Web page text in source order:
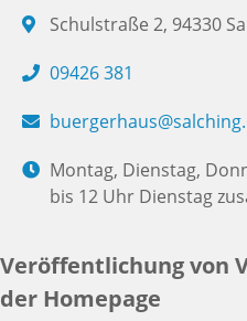
Schulstraße 2, 94330
09426 381
Montag, Dienstag,
bis 12 Uhr Dienstag
Veröffentlichung von
der Homepage